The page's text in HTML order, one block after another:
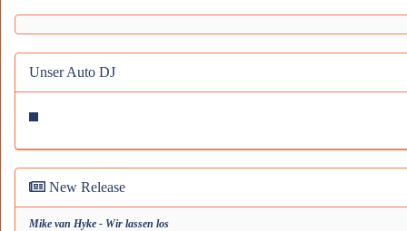
Unser Auto DJ
New Release
Mike van Hyke - Wir lassen los